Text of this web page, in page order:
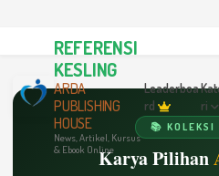
REFERENSI
KESLING
ARDA
PUBLISHING
HOUSE
News, Artikel, Kursus
& Ebook Online
Leaderboa
rd
ri
📚 KOLEKSI
Karya Pilihan